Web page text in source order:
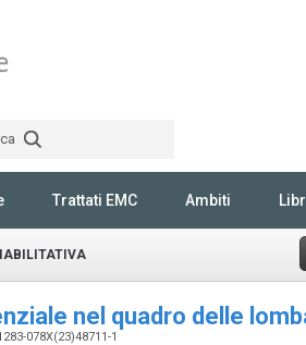
Trattati EMC Ambiti
nel quadro delle
078X(23)48711-1